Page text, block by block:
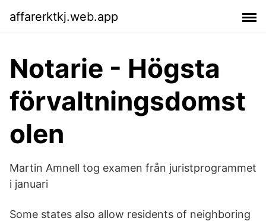
affarerktkj.web.app
Notarie - Högsta
förvaltningsdomst
olen
Martin Amnell tog examen från juristprogrammet
i januari
Some states also allow residents of neighboring